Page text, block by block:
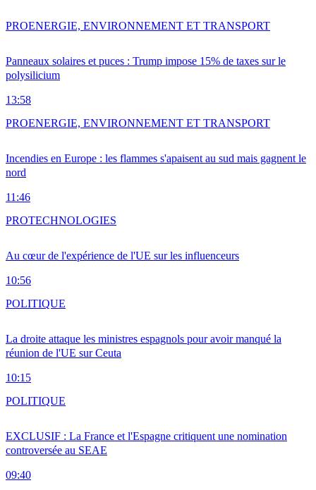
Panneaux solaires et puces : Trump impose 15% de taxes sur le
polysilicium
13:58
PROENERGIE, ENVIRONNEMENT ET TRANSPORT
Incendies en Europe : les flammes s'apaisent au sud mais gagnent le
nord
11:46
PROENERGIE, ENVIRONNEMENT ET TRANSPORT
Au cœur de l'expérience de l'UE sur les influenceurs
10:56
PROTECHNOLOGIES
La droite attaque les ministres espagnols pour avoir manqué la
réunion de l'UE sur Ceuta
10:15
POLITIQUE
EXCLUSIF : La France et l'Espagne critiquent une nomination
controversée au SEAE
09:40
POLITIQUE